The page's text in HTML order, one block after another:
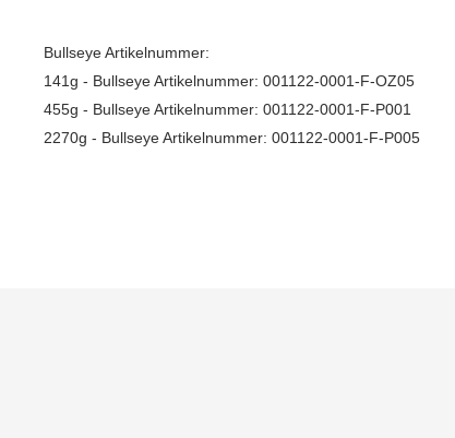
Bullseye Artikelnummer:
141g - Bullseye Artikelnummer: 001122-0001-F-OZ05
455g - Bullseye Artikelnummer: 001122-0001-F-P001
2270g - Bullseye Artikelnummer: 001122-0001-F-P005